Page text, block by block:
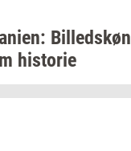
Bil­leds­køn
hi­sto­rie